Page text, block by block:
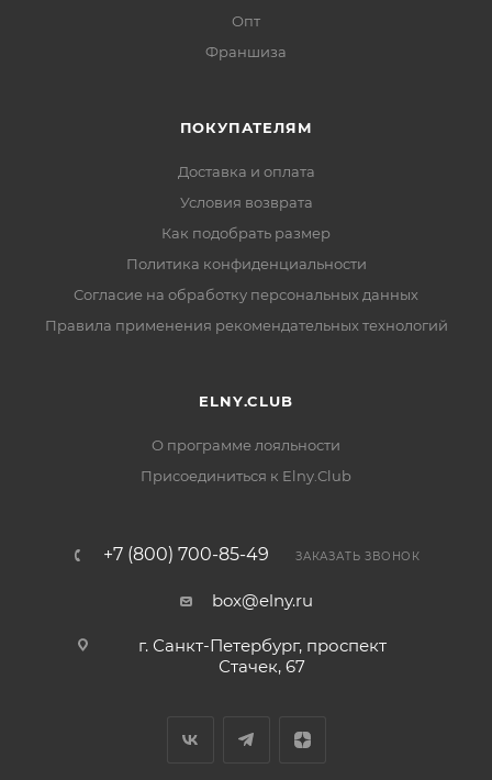
Опт
Франшиза
ПОКУПАТЕЛЯМ
Доставка и оплата
Условия возврата
Как подобрать размер
Политика конфиденциальности
Согласие на обработку персональных данных
Правила применения рекомендательных технологий
ELNY.CLUB
О программе лояльности
Присоединиться к Elny.Club
+7 (800) 700-85-49 ЗАКАЗАТЬ ЗВОНОК
box@elny.ru
г. Санкт-Петербург, проспект
Стачек, 67